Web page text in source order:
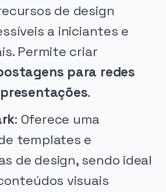
de design
a iniciantes e
Permite criar
para redes
.
: Oferece uma
templates e
de design, sendo ideal
visuais